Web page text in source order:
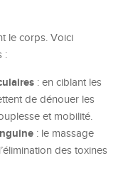
le corps. Voici
:
: en ciblant les
de dénouer les
et mobilité.
: le massage
des toxines